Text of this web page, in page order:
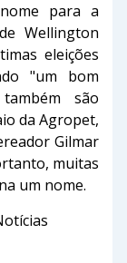
para a
Wellington
eleições
"um bom
são
da Agropet,
Gilmar
muitas
um nome.